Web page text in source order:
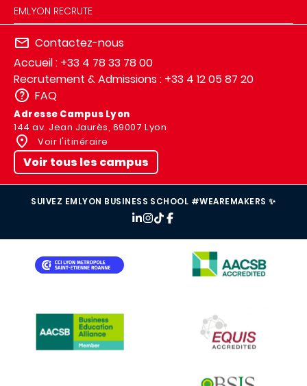
EMLYON RECRUTE
Contactez-nous
Accueil : +33 4 78 33 78 00
Recrutement & Admissions : +33 4 12 05 87 20
FAQ
Adresse Campus Lyon
144 av. Jean Jaurès, 69007 Lyon
Voir l'itinéraire
Voir tous les campus
SUIVEZ EMLYON BUSINESS SCHOOL #WEAREMAKERS ✨
IMAGE
IMAGE